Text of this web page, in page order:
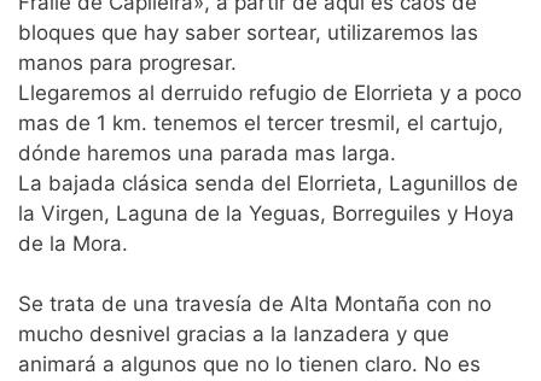
bloques que hay saber sortear, utilizaremos las
manos para progresar.
Llegaremos al derruido refugio de Elorrieta y a poco
mas de 1 km. tenemos el tercer tresmil, el cartujo,
dónde haremos una parada mas larga.
La bajada clásica senda del Elorrieta, Lagunillos de
la Virgen, Laguna de la Yeguas, Borreguiles y Hoya
de la Mora.
Se trata de una travesía de Alta Montaña con no
mucho desnivel gracias a la lanzadera y que
animará a algunos que no lo tienen claro. No es